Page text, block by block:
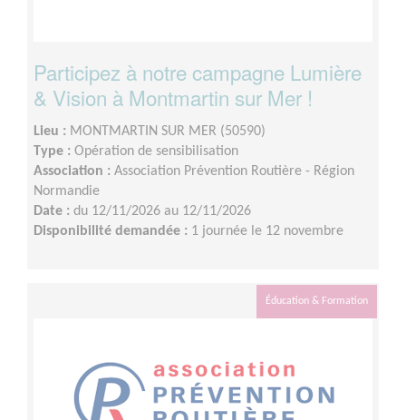
Participez à notre campagne Lumière
& Vision à Montmartin sur Mer !
Lieu : MONTMARTIN SUR MER (50590)
Type : Opération de sensibilisation
Association : Association Prévention Routière - Région
Normandie
Date : du 12/11/2026 au 12/11/2026
Disponibilité demandée : 1 journée le 12 novembre
Éducation & Formation